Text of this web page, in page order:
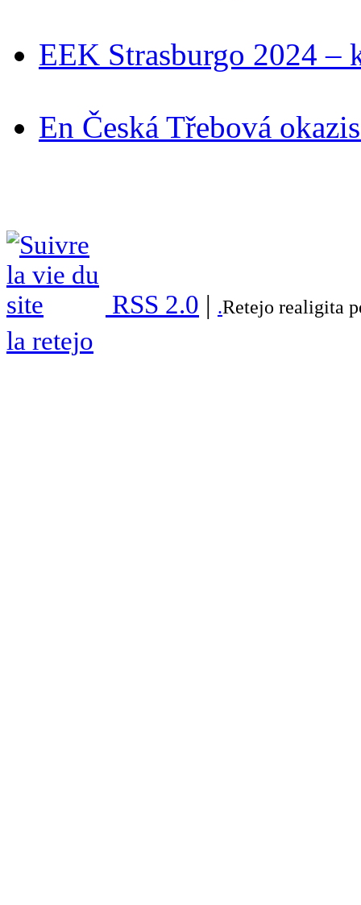
EEK Strasburgo 2024 –
En Česká Třebová
RSS 2.0 | .Retejo realigita
la retejo